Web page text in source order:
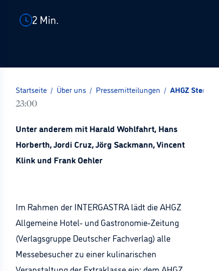
2 Min.
Startseite / Über uns / Pressemitteilungen / AHGZ
23:00
Unter anderem mit Harald Wohlfahrt, Hans
Horberth, Jordi Cruz, Jörg Sackmann, Vincent
Klink und Frank Oehler
Im Rahmen der INTERGASTRA lädt die AHGZ
Allgemeine Hotel- und Gastronomie-Zeitung
(Verlagsgruppe Deutscher Fachverlag) alle
Messebesucher zu einer kulinarischen